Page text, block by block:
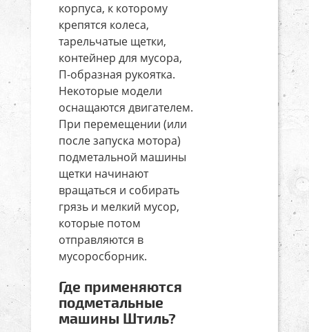
корпуса, к которому
крепятся колеса,
тарельчатые щетки,
контейнер для мусора,
П-образная рукоятка.
Некоторые модели
оснащаются двигателем.
При перемещении (или
после запуска мотора)
подметальной машины
щетки начинают
вращаться и собирать
грязь и мелкий мусор,
которые потом
отправляются в
мусоросборник.
Где применяются
подметальные
машины Штиль?